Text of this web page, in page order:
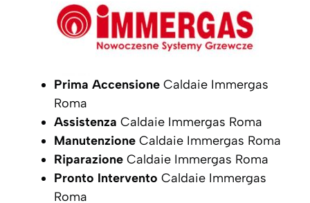
Prima Accensione Caldaie Immergas
Roma
Assistenza Caldaie Immergas Roma
Manutenzione Caldaie Immergas Roma
Riparazione Caldaie Immergas Roma
Pronto Intervento Caldaie Immergas
Roma